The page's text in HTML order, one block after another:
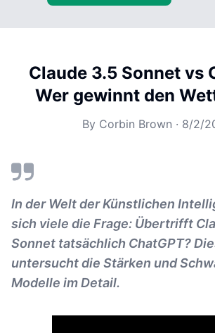
Claude 3.5 Sonnet vs
Wer gewinnt den
By Corbin Brown · 8/2/
In der Welt der Künstlichen
sich viele die Frage: Übertrifft
Sonnet tatsächlich ChatGPT?
untersucht die Stärken und
Modelle im Detail.